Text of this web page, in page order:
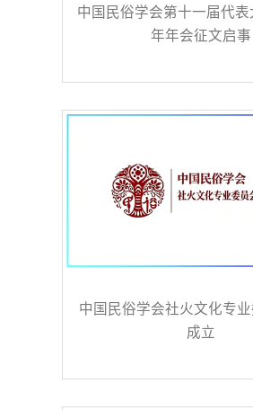
中国民俗学会第十一届代
年年会征文启事
中国民俗学会社火文化专
成立